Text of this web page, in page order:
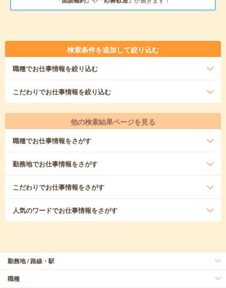
検索条件を追加して絞り込む
職種でお仕事情報を絞り込む
こだわりでお仕事情報を絞り込む
他の検索結果ページを見る
職種でお仕事情報をさがす
勤務地でお仕事情報をさがす
こだわりでお仕事情報をさがす
人気のワードでお仕事情報をさがす
勤務地 / 路線・駅
職種